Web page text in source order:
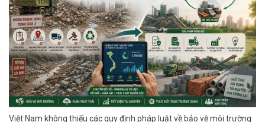
Việt Nam không thiếu các quy định pháp luật về bảo vệ môi trường